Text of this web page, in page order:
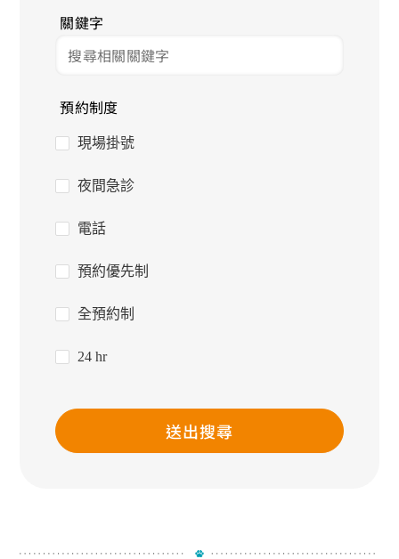
關鍵字
預約制度
現場掛號
夜間急診
電話
預約優先制
全預約制
24 hr
送出搜尋